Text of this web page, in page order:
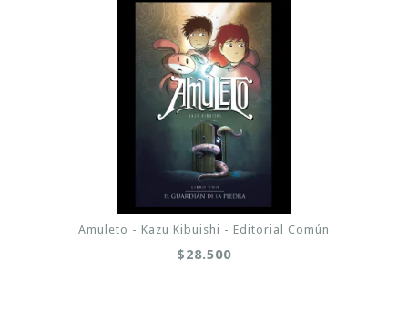
Amuleto - Kazu Kibuishi - Editorial Común
$28.500